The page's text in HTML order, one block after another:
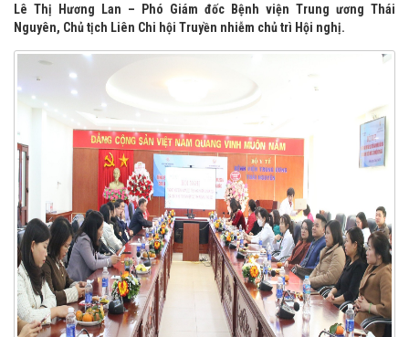
Lê Thị Hương Lan – Phó Giám đốc Bệnh viện Trung ương Thái
Nguyên, Chủ tịch Liên Chi hội Truyền nhiễm chủ trì Hội nghị.